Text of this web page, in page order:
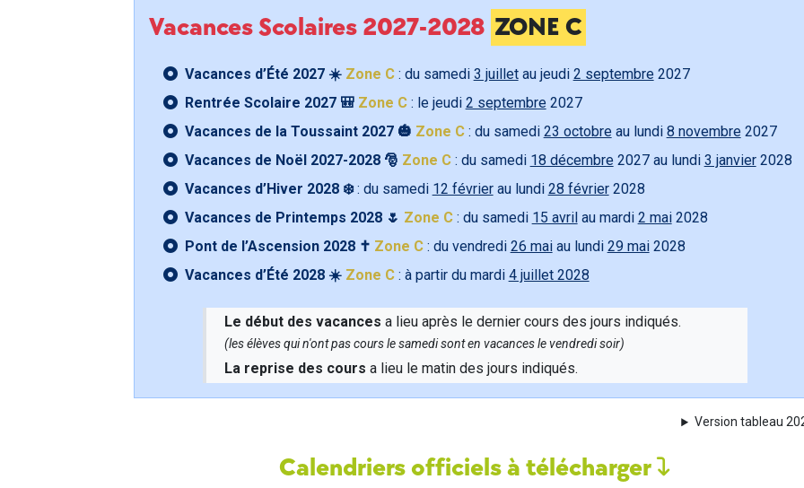
Vacances Scolaires 2027-2028 ZONE C
Vacances d’Été 2027 ☀️ Zone C: du samedi 3 juilletau jeudi 2 septembre 2027
Rentrée Scolaire 2027 🎒 Zone C: le jeudi 2 septembre 2027
Vacances de la Toussaint 2027 🎃 Zone C: du samedi 23 octobre au lundi 8 novembre 2027
Vacances de Noël 2027-2028 🎅 Zone C: du samedi 18 décembre 2027 au lundi 3 janvier2028
Vacances d’Hiver 2028 ❄️: du samedi 12 févrierau lundi 28 février2028
Vacances de Printemps 2028 🌷 Zone C: du samedi 15 avril au mardi 2 mai2028
Pont de l’Ascension 2028 ✝️ Zone C: du vendredi 26 maiau lundi 29 mai2028
Vacances d’Été 2028 ☀️ Zone C: à partir du mardi 4 juillet 2028
Le début des vacances a lieu après le dernier cours des jours indiqués.
(les élèves qui n'ont pas cours le samedi sont en vacances le vendredi soir)
La reprise des cours a lieu le matin des jours indiqués.
Version tableau
Calendriers officiels à télécharger